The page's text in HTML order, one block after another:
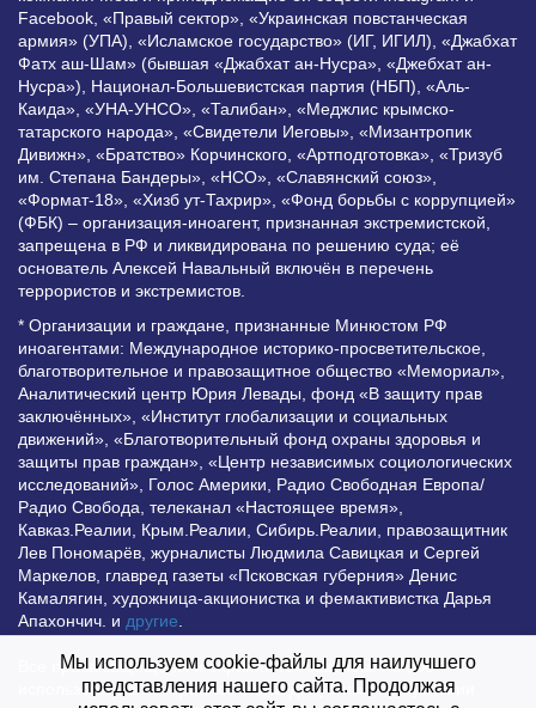
Facebook, «Правый сектор», «Украинская повстанческая
армия» (УПА), «Исламское государство» (ИГ, ИГИЛ), «Джабхат
Фатх аш-Шам» (бывшая «Джабхат ан-Нусра», «Джебхат ан-
Нусра»), Национал-Большевистская партия (НБП), «Аль-
Каида», «УНА-УНСО», «Талибан», «Меджлис крымско-
татарского народа», «Свидетели Иеговы», «Мизантропик
Дивижн», «Братство» Корчинского, «Артподготовка», «Тризуб
им. Степана Бандеры», «НСО», «Славянский союз»,
«Формат-18», «Хизб ут-Тахрир», «Фонд борьбы с коррупцией»
(ФБК) – организация-иноагент, признанная экстремистской,
запрещена в РФ и ликвидирована по решению суда; её
основатель Алексей Навальный включён в перечень
террористов и экстремистов.
* Организации и граждане, признанные Минюстом РФ
иноагентами: Международное историко-просветительское,
благотворительное и правозащитное общество «Мемориал»,
Аналитический центр Юрия Левады, фонд «В защиту прав
заключённых», «Институт глобализации и социальных
движений», «Благотворительный фонд охраны здоровья и
защиты прав граждан», «Центр независимых социологических
исследований», Голос Америки, Радио Свободная Европа/
Радио Свобода, телеканал «Настоящее время»,
Кавказ.Реалии, Крым.Реалии, Сибирь.Реалии, правозащитник
Лев Пономарёв, журналисты Людмила Савицкая и Сергей
Маркелов, главред газеты «Псковская губерния» Денис
Камалягин, художница-акционистка и фемактивистка Дарья
Апахончич. и другие.
Все права защищены и охраняются законом. Любое
использование материалов сайта допустимо при условии
Мы используем cookie-файлы для наилучшего
представления нашего сайта. Продолжая